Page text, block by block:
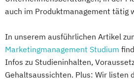
auch im Produktmanagement tätig
In unserem ausführlichen Artikel
Marketingmanagement Studium
Infos zu Studieninhalten,
Gehaltsaussichten. Plus: Wir listen